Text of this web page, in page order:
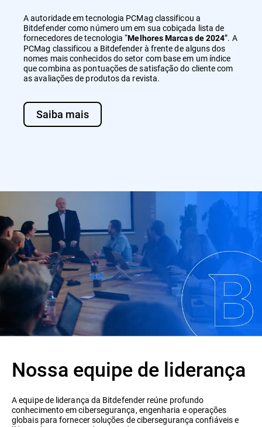
A autoridade em tecnologia PCMag classificou a
Bitdefender como número um em sua cobiçada lista de
fornecedores de tecnologia “Melhores Marcas de 2024”. A
PCMag classificou a Bitdefender à frente de alguns dos
nomes mais conhecidos do setor com base em um índice
que combina as pontuações de satisfação do cliente com
as avaliações de produtos da revista.
Saiba mais
Nossa equipe de liderança
A equipe de liderança da Bitdefender reúne profundo
conhecimento em cibersegurança, engenharia e operações
globais para fornecer soluções de cibersegurança confiáveis e